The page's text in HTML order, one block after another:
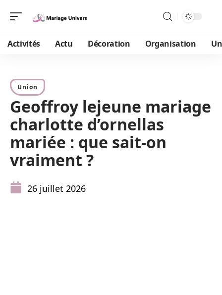
Activités Actu Décoration Organisation
Union
Geoffroy lejeune mariage
charlotte d’ornellas
mariée : que sait-on
vraiment ?
26 juillet 2026